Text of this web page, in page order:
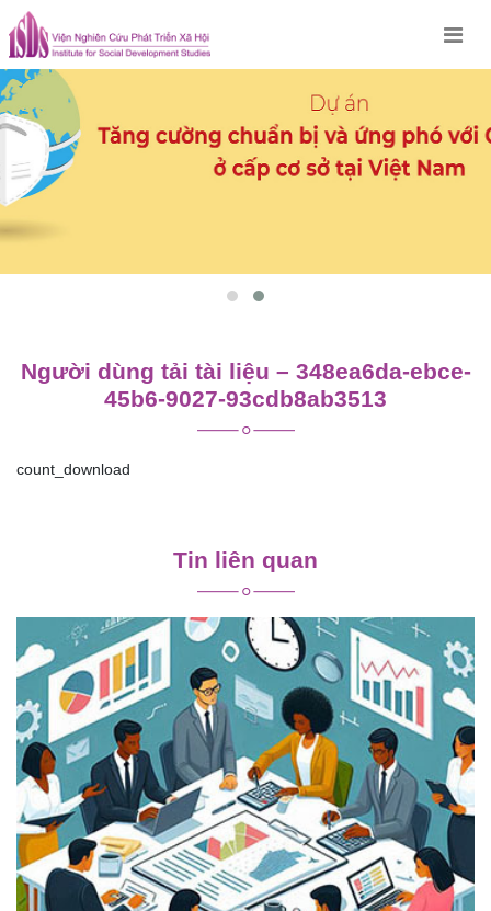
Skip
to
content
Người dùng tải tài liệu – 348ea6da-ebce-
45b6-9027-93cdb8ab3513
count_download
viết
Tin liên quan